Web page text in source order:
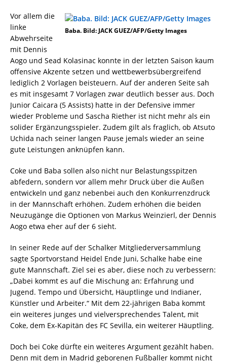
Baba. Bild: JACK GUEZ/AFP/Getty Images
Vor allem die
linke
Abwehrseite
mit Dennis
Aogo und Sead Kolasinac konnte in der letzten Saison kaum
offensive Akzente setzen und wettbewerbsübergreifend
lediglich 2 Vorlagen beisteuern. Auf der anderen Seite sah
es mit insgesamt 7 Vorlagen zwar deutlich besser aus. Doch
Junior Caicara (5 Assists) hatte in der Defensive immer
wieder Probleme und Sascha Riether ist nicht mehr als ein
solider Ergänzungsspieler. Zudem gilt als fraglich, ob Atsuto
Uchida nach seiner langen Pause jemals wieder an seine
gute Leistungen anknüpfen kann.
Coke und Baba sollen also nicht nur Belastungsspitzen
abfedern, sondern vor allem mehr Druck über die Außen
entwickeln und ganz nebenbei auch den Konkurrenzdruck
in der Mannschaft erhöhen. Zudem erhöhen die beiden
Neuzugänge die Optionen von Markus Weinzierl, der Dennis
Aogo etwa eher auf der 6 sieht.
In seiner Rede auf der Schalker Mitgliederversammlung
sagte Sportvorstand Heidel Ende Juni, Schalke habe eine
gute Mannschaft. Ziel sei es aber, diese noch zu verbessern:
„Dabei kommt es auf die Mischung an: Erfahrung und
Jugend. Tempo und Übersicht, Häuptlinge und Indianer,
Künstler und Arbeiter.“ Mit dem 22-jährigen Baba kommt
ein weiteres junges und vielversprechendes Talent, mit
Coke, dem Ex-Kapitän des FC Sevilla, ein weiterer Häuptling.
Doch bei Coke dürfte ein weiteres Argument gezählt haben.
Denn mit dem in Madrid geborenen Fußballer kommt nicht